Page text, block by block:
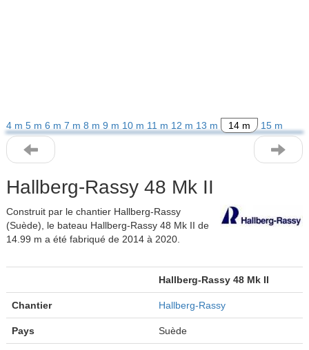
4 m 5 m 6 m 7 m 8 m 9 m 10 m 11 m 12 m 13 m 14 m 15 m
Hallberg-Rassy 48 Mk II
Construit par le chantier Hallberg-Rassy
(Suède), le bateau Hallberg-Rassy 48 Mk II de
14.99 m a été fabriqué de 2014 à 2020.
Hallberg-Rassy 48 Mk II
Chantier Hallberg-Rassy
Pays Suède